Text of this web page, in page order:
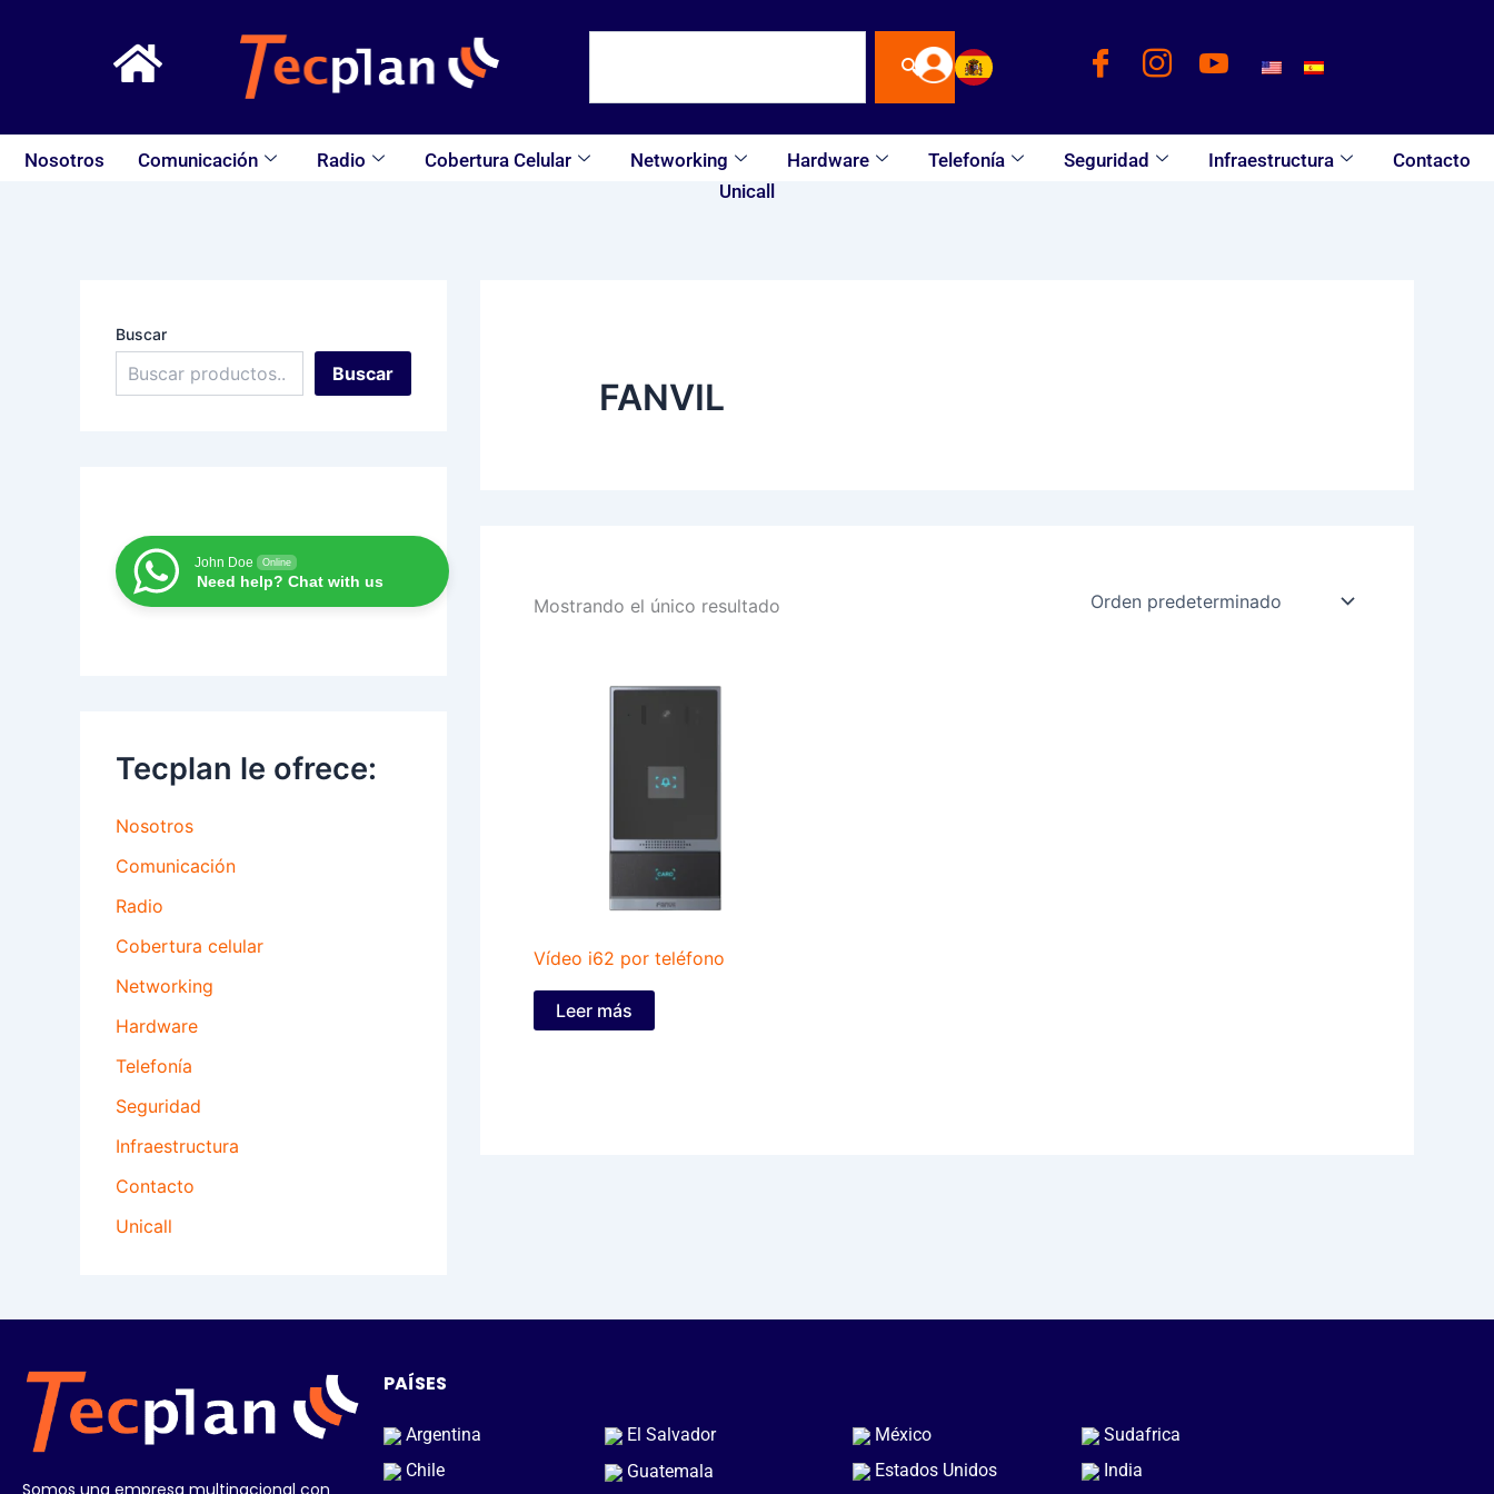
Nosotros Comunicación Radio Cobertura Celular Networking Hardware Telefonía Seguridad Infraestructura
Contacto
Unicall
Buscar
Buscar
John Doe Online
Need help? Chat with us
Tecplan le ofrece:
Nosotros
Comunicación
Radio
Cobertura celular
Networking
Hardware
Telefonía
Seguridad
Infraestructura
Contacto
Unicall
FANVIL
Mostrando el único resultado
Vídeo i62 por teléfono
Leer más
PAÍSES
Argentina
Chile
El Salvador
Guatemala
México
Estados Unidos
Sudafrica
India